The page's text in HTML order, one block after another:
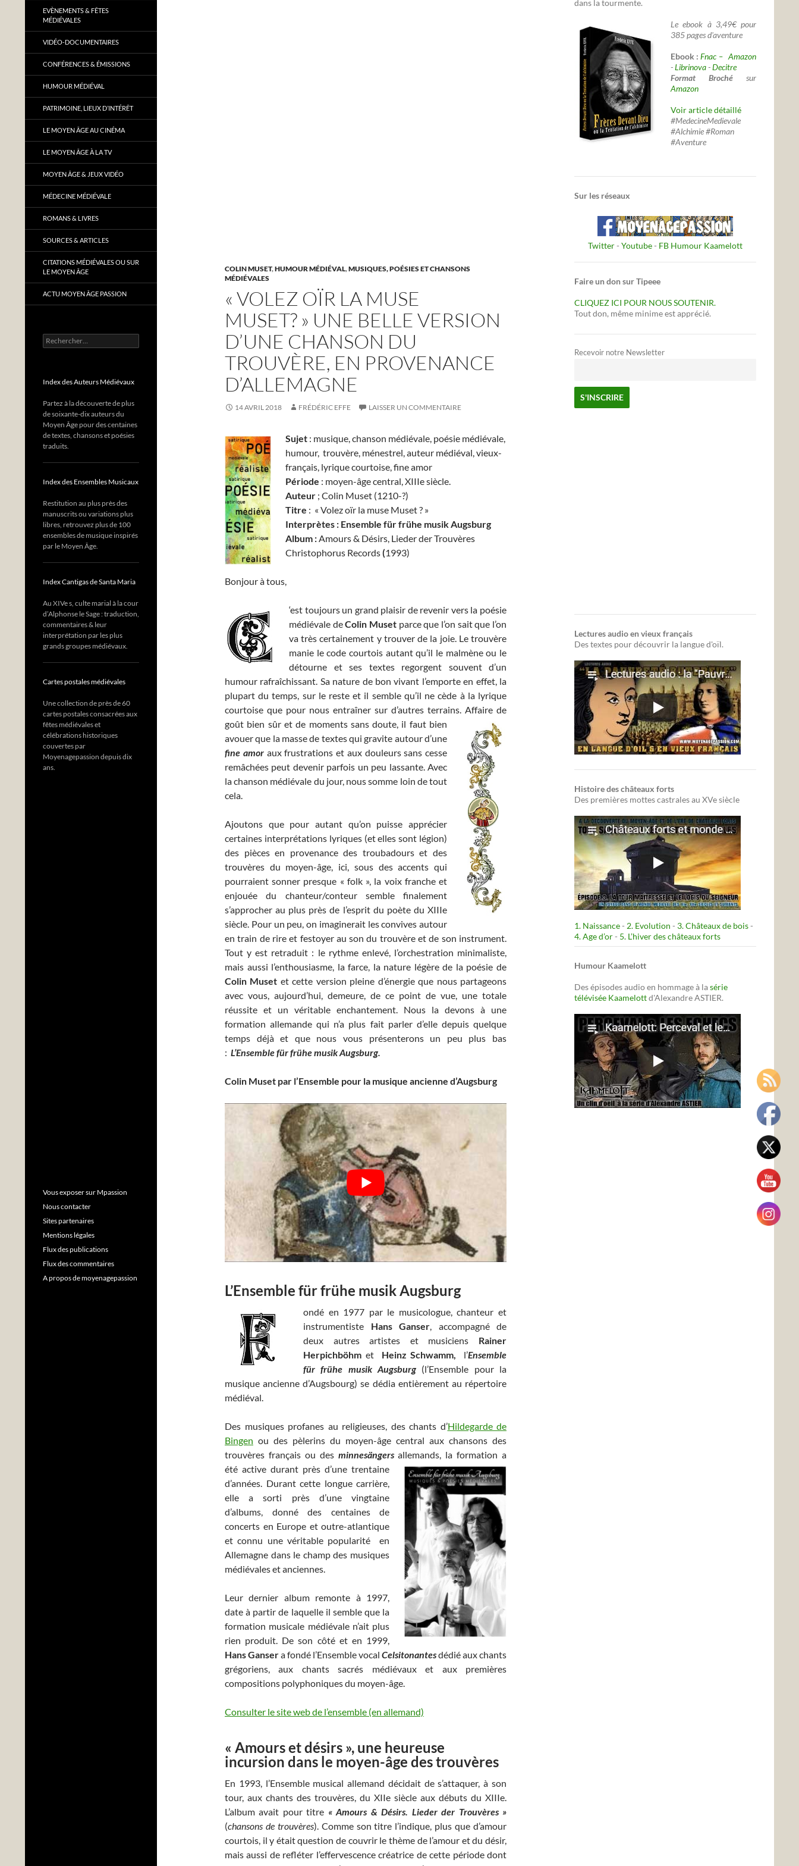
COLIN MUSET,HUMOUR MÉDIÉVAL,MUSIQUES, POÉSIES ET CHANSONS
MÉDIÉVALES
« VOLEZ OÏR LA MUSE
MUSET? » UNE BELLE VERSION
D’UNE CHANSON DU
TROUVÈRE, EN PROVENANCE
D’ALLEMAGNE
14 AVRIL 2018 FRÉDÉRIC EFFE LAISSER UN COMMENTAIRE
Sujet : musique, chanson médiévale, poésie médiévale,
humour, trouvère, ménestrel, auteur médiéval, vieux-
français, lyrique courtoise, fine amor
Période : moyen-âge central, XIIIe siècle.
Auteur ; Colin Muset (1210-?)
Titre : « Volez oïr la muse Muset ? »
Interprètes : Ensemble für frühe musik Augsburg
Album :Amours & Désirs, Lieder der Trouvères
Christophorus Records(1993)
Bonjour à tous,
‘est toujours un grand plaisir de revenir vers la poésie
médiévale deColin Muset parce que l’on sait que l’on
va très certainement y trouver de la joie. Le trouvère
manie le code courtois autant qu’il le malmène ou le
détourne et ses textes regorgent souvent d’un
humour rafraîchissant. Sa nature de bon vivant l’emporte en effet, la
plupart du temps, sur le reste et il semble qu’il ne cède à la lyrique
courtoise que pour nous entraîner sur d’autres terrains. Affaire de
goût bien sûr et de moments sans doute, il faut bien
avouer que la masse de textes qui gravite autour d’une
fine amoraux frustrations et aux douleurs sans cesse
remâchées peut devenir parfois un peu lassante. Avec
la chanson médiévale du jour, nous somme loin de tout
cela.
Ajoutons que pour autant qu’on puisse apprécier
certaines interprétations lyriques (et elles sont légion)
des pièces en provenance des troubadours et des
trouvères du moyen-âge, ici, sous des accents qui
pourraient sonner presque « folk », la voix franche et
enjouée du chanteur/conteur semble finalement
s’approcher au plus près de l’esprit du poète du XIIIe
siècle. Pour un peu, on imaginerait les convives autour
en train de rire et festoyer au son du trouvère et de son instrument.
Tout y est retraduit : le rythme enlevé, l’orchestration minimaliste,
mais aussi l’enthousiasme, la farce, la nature légère de la poésie de
Colin Muset et cette version pleine d’énergie que nous partageons
avec vous, aujourd’hui, demeure, de ce point de vue, une totale
réussite et un véritable enchantement. Nous la devons à une
formation allemande qui n’a plus fait parler d’elle depuis quelque
temps déjà et que nous vous présenterons un peu plus bas
: L’Ensemble für frühe musik Augsburg.
Colin Muset par l’Ensemble pour la musique ancienne d’Augsburg
L’Ensemble für frühe musik Augsburg
ondé en 1977 par le musicologue, chanteur et
instrumentiste Hans Ganser , accompagné de
deux autres artistes et musiciens Rainer
Herpichböhm et Heinz Schwamm, l’Ensemble
für frühe musik Augsburg (l’Ensemble pour la
musique ancienne d’Augsbourg) se dédia entièrement au répertoire
médiéval.
Des musiques profanes au religieuses, des chants d’Hildegarde de
Bingen ou des pèlerins du moyen-âge central aux chansons des
trouvères français ou des minnesängers allemands, la formation a
été active durant près d’une trentaine
d’années. Durant cette longue carrière,
elle a sorti près d’une vingtaine
d’albums, donné des centaines de
concerts en Europe et outre-atlantique
et connu une véritable popularité en
Allemagne dans le champ des musiques
médiévales et anciennes.
Leur dernier album remonte à 1997,
date à partir de laquelle il semble que la
formation musicale médiévale n’ait plus
rien produit. De son côté et en 1999,
Hans Gansera fondé l’Ensemble vocal Celsitonantesdédié aux chants
grégoriens, aux chants sacrés médiévaux et aux premières
compositions polyphoniques du moyen-âge.
Consulter le site web de l’ensemble (en allemand)
« Amours et désirs », une heureuse
incursion dans le moyen-âge des trouvères
En 1993, l’Ensemble musical allemand décidait de s’attaquer, à son
tour, aux chants des trouvères, du XIIe siècle aux débuts du XIIIe.
L’album avait pour titre « Amours & Désirs. Lieder der Trouvères »
(chansons de trouvères). Comme son titre l’indique, plus que d’amour
courtois, il y était question de couvrir le thème de l’amour et du désir,
mais aussi de refléter l’effervescence créatrice de cette période dont
dans la tourmente.
Le ebook à 3,49€ pour
385 pages d'aventure
Ebook :Fnac – Amazon
-Librinova-Decitre
Format Broché sur
Amazon
Voir article détaillé
#MedecineMedievale
#Alchimie #Roman
#Aventure
Sur les réseaux
Twitter- Youtube- FB Humour Kaamelott
Faire un don sur Tipeee
CLIQUEZ ICI POUR NOUS SOUTENIR.
Tout don, même minime est apprécié.
Recevoir notre Newsletter
Lectures audio en vieux français
Des textes pour découvrir la langue d'oïl.
Histoire des châteaux forts
Des premières mottes castrales au XVe siècle
1. Naissance- 2. Evolution - 3. Châteaux de bois-
4. Age d’or- 5. L’hiver des châteaux forts
Humour Kaamelott
Des épisodes audio en hommage à lasérie
télévisée Kaamelottd'Alexandre ASTIER.
EVÈNEMENTS & FÊTES
MÉDIÉVALES
VIDÉO-DOCUMENTAIRES
CONFÉRENCES & ÉMISSIONS
HUMOUR MÉDIÉVAL
PATRIMOINE, LIEUX D’INTÉRÊT
LE MOYEN ÂGE AU CINÉMA
LE MOYEN ÂGE À LA TV
MOYEN ÂGE & JEUX VIDÉO
MÉDECINE MÉDIÉVALE
ROMANS & LIVRES
SOURCES & ARTICLES
CITATIONS MÉDIÉVALES OU SUR
LE MOYEN ÂGE
ACTU MOYEN ÂGE PASSION
Rechercher :
Index des Auteurs Médiévaux
Partez à la découverte de plus
de soixante-dix auteurs du
Moyen Âge pour des centaines
de textes, chansons et poésies
traduits.
Index des Ensembles Musicaux
Restitution au plus près des
manuscrits ou variations plus
libres, retrouvez plus de 100
ensembles de musique inspirés
par le Moyen Âge.
Index Cantigas de Santa Maria
Au XIVe s, culte marial à la cour
d’Alphonse le Sage : traduction,
commentaires & leur
interprétation par les plus
grands groupes médiévaux.
Cartes postales médiévales
Une collection de près de 60
cartes postales consacrées aux
fêtes médiévales et
célébrations historiques
couvertes par
Moyenagepassion depuis dix
ans.
Vous exposer sur Mpassion
Nous contacter
Sites partenaires
Mentions légales
Flux des publications
Flux des commentaires
A propos de moyenagepassion